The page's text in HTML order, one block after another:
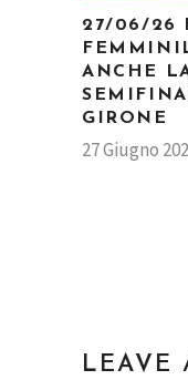
27/06/26
ANCHE
GIRONE
27 Giugno
LEAVE